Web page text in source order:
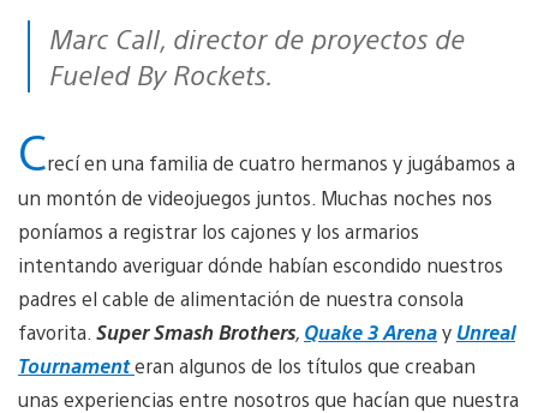
Marc Call, director de proyectos de
Fueled By Rockets.
Crecí en una familia de cuatro hermanos y jugábamos a
un montón de videojuegos juntos. Muchas noches nos
poníamos a registrar los cajones y los armarios
intentando averiguar dónde habían escondido nuestros
padres el cable de alimentación de nuestra consola
favorita. Super Smash Brothers, Quake 3 Arenay Unreal
Tournamenteran algunos de los títulos que creaban
unas experiencias entre nosotros que hacían que nuestra